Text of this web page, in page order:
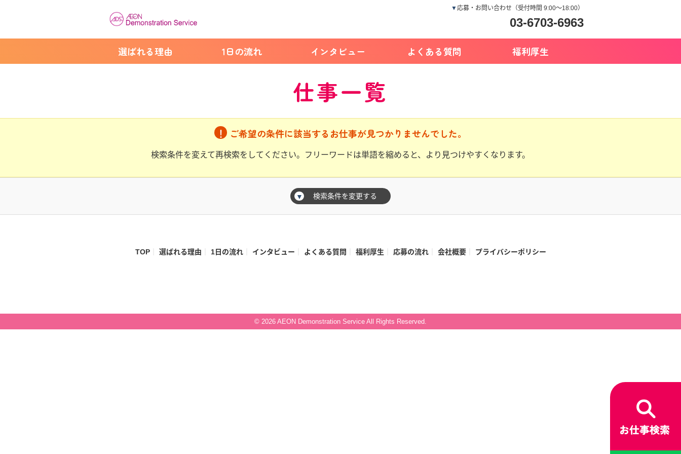
▼応募・お問い合わせ（受付時間 9:00～18:00）
03-6703-6963
選ばれる理由 1日の流れ インタビュー よくある質問 福利厚生
仕事一覧
ご希望の条件に該当するお仕事が見つかりませんでした。
検索条件を変えて再検索をしてください。フリーワードは単語を縮めると、より見つけやすくなります。
▼ 検索条件を変更する
TOP 選ばれる理由 1日の流れ インタビュー よくある質問 福利厚生 応募の流れ 会社概要 プライバシーポリシー
© 2026 AEON Demonstration Service All Rights Reserved.